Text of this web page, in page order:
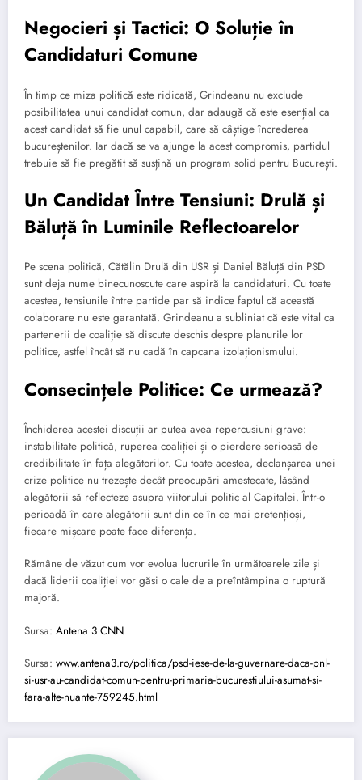
Negocieri și Tactici: O Soluție în
Candidaturi Comune
În timp ce miza politică este ridicată, Grindeanu nu exclude
posibilitatea unui candidat comun, dar adaugă că este esențial ca
acest candidat să fie unul capabil, care să câștige încrederea
bucureștenilor. Iar dacă se va ajunge la acest compromis, partidul
trebuie să fie pregătit să susțină un program solid pentru București.
Un Candidat Între Tensiuni: Drulă și
Băluță în Luminile Reflectoarelor
Pe scena politică, Cătălin Drulă din USR și Daniel Băluță din PSD
sunt deja nume binecunoscute care aspiră la candidaturi. Cu toate
acestea, tensiunile între partide par să indice faptul că această
colaborare nu este garantată. Grindeanu a subliniat că este vital ca
partenerii de coaliție să discute deschis despre planurile lor
politice, astfel încât să nu cadă în capcana izolaționismului.
Consecințele Politice: Ce urmează?
Închiderea acestei discuții ar putea avea repercusiuni grave:
instabilitate politică, ruperea coaliției și o pierdere serioasă de
credibilitate în fața alegătorilor. Cu toate acestea, declanșarea unei
crize politice nu trezește decât preocupări amestecate, lăsând
alegătorii să reflecteze asupra viitorului politic al Capitalei. Într-o
perioadă în care alegătorii sunt din ce în ce mai pretențioși,
fiecare mișcare poate face diferența.
Rămâne de văzut cum vor evolua lucrurile în următoarele zile și
dacă liderii coaliției vor găsi o cale de a preîntâmpina o ruptură
majoră.
Sursa: Antena 3 CNN
Sursa: www.antena3.ro/politica/psd-iese-de-la-guvernare-daca-pnl-
si-usr-au-candidat-comun-pentru-primaria-bucurestiului-asumat-si-
fara-alte-nuante-759245.html